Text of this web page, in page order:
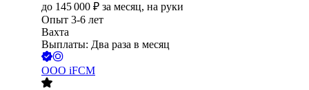
до 145 000 ₽ за месяц, на руки
Опыт 3-6 лет
Вахта
Выплаты: Два раза в месяц
ООО iFCM